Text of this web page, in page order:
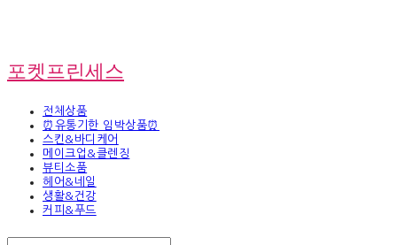
포켓프린세스
전체상품
⏰유통기한 임박상품⏰
스킨&바디케어
메이크업&클렌징
뷰티소품
헤어&네일
생활&건강
커피&푸드